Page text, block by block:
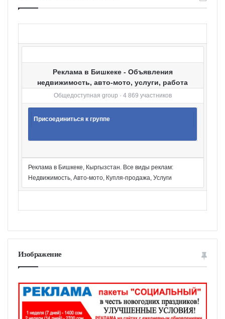
и
Реклама в Бишкеке - Объявления
недвижимость, авто-мото, услуги, работа
Общедоступная group · 4 869 участников
Присоединиться к группе
Реклама в Бишкеке, Кыргызстан. Все виды реклам:
Недвижимость, Авто-мото, Купля-продажа, Услуги
Изображение